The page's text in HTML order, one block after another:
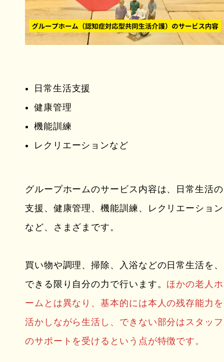
日常生活支援
健康管理
機能訓練
レクリエーションなど
グループホームのサービス内容は、日常生活の
支援、健康管理、機能訓練、レクリエーション
など、さまざまです。
買い物や調理、掃除、入浴などの日常生活を、
できる限り自分の力で行います。 ほかの老人ホ
ームとは異なり、基本的には本人の残存能力を
活かしながら生活し、できない部分はスタッフ
のサポートを受けるという点が特徴です。